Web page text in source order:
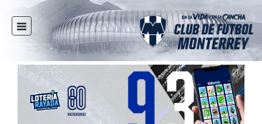
INICIO
NOTICIAS
MULTIMEDIA